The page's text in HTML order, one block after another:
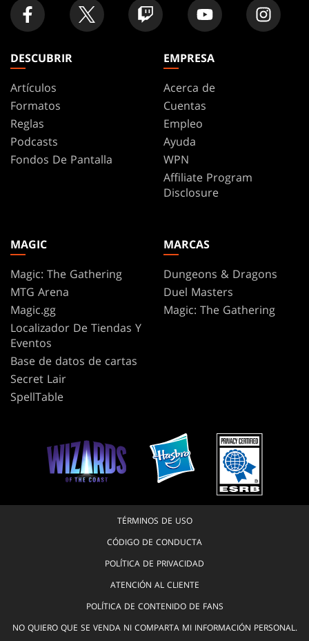
DESCUBRIR
Artículos
Formatos
Reglas
Podcasts
Fondos De Pantalla
EMPRESA
Acerca de
Cuentas
Empleo
Ayuda
WPN
Affiliate Program
Disclosure
MAGIC
Magic: The Gathering
MTG Arena
Magic.gg
Localizador De Tiendas Y
Eventos
Base de datos de cartas
Secret Lair
SpellTable
MARCAS
Dungeons & Dragons
Duel Masters
Magic: The Gathering
TÉRMINOS DE USO
CÓDIGO DE CONDUCTA
POLÍTICA DE PRIVACIDAD
ATENCIÓN AL CLIENTE
POLÍTICA DE CONTENIDO DE FANS
NO QUIERO QUE SE VENDA NI COMPARTA MI INFORMACIÓN PERSONAL.